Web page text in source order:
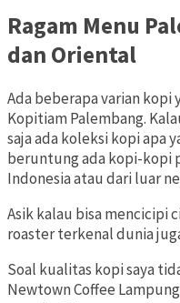
Ragam Menu
dan Oriental
Ada beberapa varian
Kopitiam Palembang.
saja ada koleksi kopi apa
beruntung ada kopi-kopi
Indonesia atau dari luar
Asik kalau bisa mencicipi
roaster terkenal dunia
Soal kualitas kopi saya
Newtown Coffee